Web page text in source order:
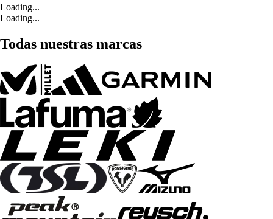
Loading...
Loading...
Todas nuestras marcas